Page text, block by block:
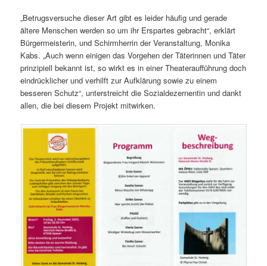
„Betrugsversuche dieser Art gibt es leider häufig und gerade
ältere Menschen werden so um ihr Erspartes gebracht“, erklärt
Bürgermeisterin, und Schirmherrin der Veranstaltung, Monika
Kabs. „Auch wenn einigen das Vorgehen der Täterinnen und Täter
prinzipiell bekannt ist, so wirkt es in einer Theateraufführung doch
eindrücklicher und verhilft zur Aufklärung sowie zu einem
besseren Schutz“, unterstreicht die Sozialdezernentin und dankt
allen, die bei diesem Projekt mitwirken.